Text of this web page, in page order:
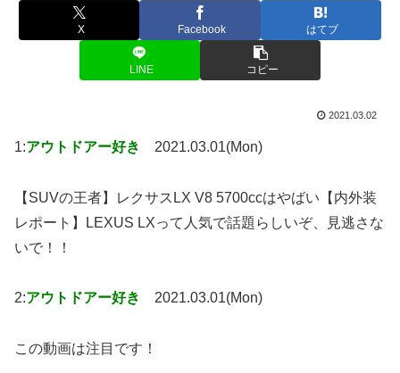
X Facebook はてブ
LINE コピー
2021.03.02
1:アウトドアー好き 2021.03.01(Mon)
【SUVの王者】レクサスLX V8 5700ccはやばい【内外装
レポート】LEXUS LXって人気で話題らしいぞ、見逃さな
いで！！
2:アウトドアー好き 2021.03.01(Mon)
この動画は注目です！